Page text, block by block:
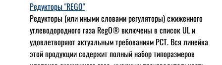
Редукторы "REGO"
Редукторы (или иными словами регуляторы) сжиженного
углеводородного газа RegO® включены в список UL и
удовлетворяют актуальным требованиям РСТ. Вся линейка
этой продукции содержит полный набор типоразмеров